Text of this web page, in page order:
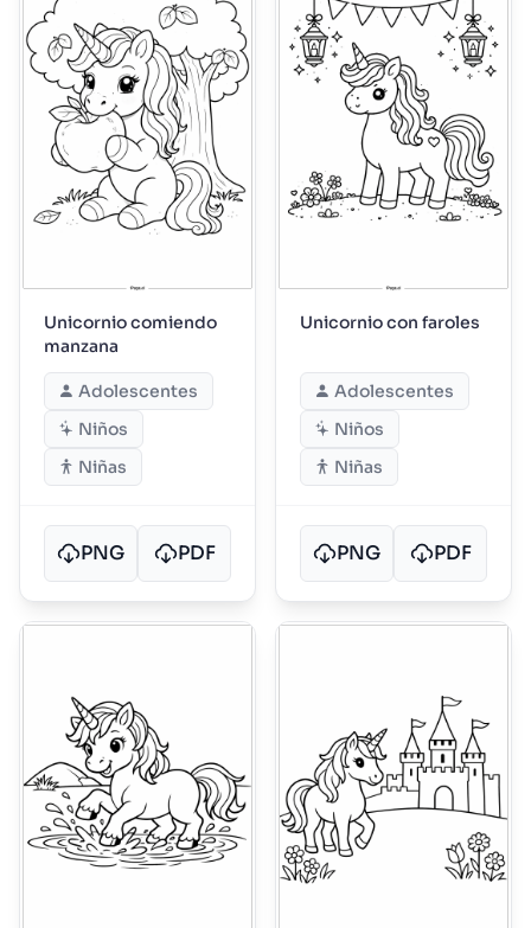
Unicornio comiendo
manzana
Adolescentes
Niños
Niñas
PNG PDF
Unicornio con faroles
Adolescentes
Niños
Niñas
PNG PDF